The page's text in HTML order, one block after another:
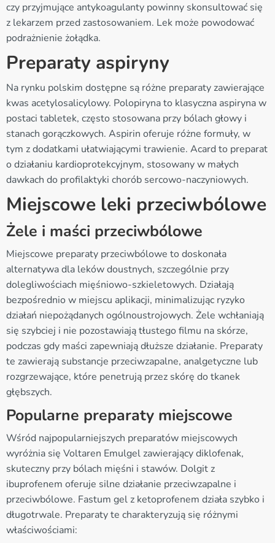
czy przyjmujące antykoagulanty powinny skonsultować się
z lekarzem przed zastosowaniem. Lek może powodować
podrażnienie żołądka.
Preparaty aspiryny
Na rynku polskim dostępne są różne preparaty zawierające
kwas acetylosalicylowy. Polopiryna to klasyczna aspiryna w
postaci tabletek, często stosowana przy bólach głowy i
stanach gorączkowych. Aspirin oferuje różne formuły, w
tym z dodatkami ułatwiającymi trawienie. Acard to preparat
o działaniu kardioprotekcyjnym, stosowany w małych
dawkach do profilaktyki chorób sercowo-naczyniowych.
Miejscowe leki przeciwbólowe
Żele i maści przeciwbólowe
Miejscowe preparaty przeciwbólowe to doskonała
alternatywa dla leków doustnych, szczególnie przy
dolegliwościach mięśniowo-szkieletowych. Działają
bezpośrednio w miejscu aplikacji, minimalizując ryzyko
działań niepożądanych ogólnoustrojowych. Żele wchłaniają
się szybciej i nie pozostawiają tłustego filmu na skórze,
podczas gdy maści zapewniają dłuższe działanie. Preparaty
te zawierają substancje przeciwzapalne, analgetyczne lub
rozgrzewające, które penetrują przez skórę do tkanek
głębszych.
Popularne preparaty miejscowe
Wśród najpopularniejszych preparatów miejscowych
wyróżnia się Voltaren Emulgel zawierający diklofenak,
skuteczny przy bólach mięśni i stawów. Dolgit z
ibuprofenem oferuje silne działanie przeciwzapalne i
przeciwbólowe. Fastum gel z ketoprofenem działa szybko i
długotrwale. Preparaty te charakteryzują się różnymi
właściwościami: